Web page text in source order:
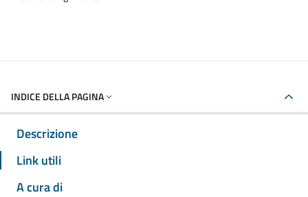
INDICE DELLA PAGINA
Descrizione
Link utili
A cura di